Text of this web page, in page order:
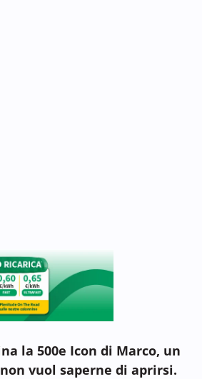
la 500e Icon di Marco, un
vuol saperne di aprirsi.